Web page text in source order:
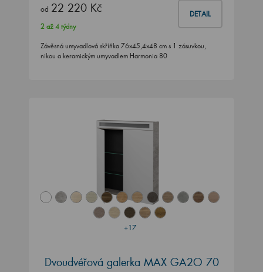
od 22 220 Kč DETAIL
2 až 4 týdny
Závěsná umyvadlová skříňka 76x45,4x48 cm s 1 zásuvkou,
nikou a keramickým umyvadlem Harmonia 80
+17
Dvoudvéřová galerka MAX GA2O 70